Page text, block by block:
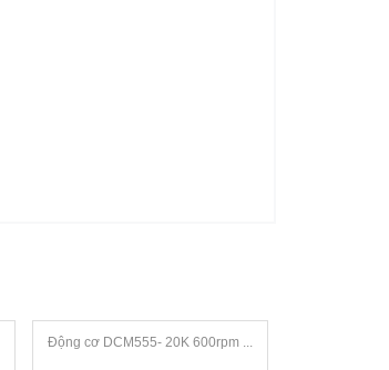
Động cơ DCM555- 20K 600rpm ...